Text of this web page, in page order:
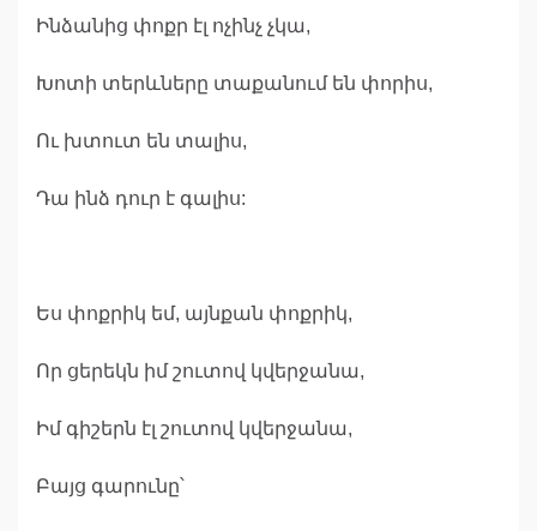
Ինձանից փոքր էլ ոչինչ չկա,
Խոտի տերևները տաքանում են փորիս,
Ու խտուտ են տալիս,
Դա ինձ դուր է գալիս:
Ես փոքրիկ եմ, այնքան փոքրիկ,
Որ ցերեկն իմ շուտով կվերջանա,
Իմ գիշերն էլ շուտով կվերջանա,
Բայց գարունը՝